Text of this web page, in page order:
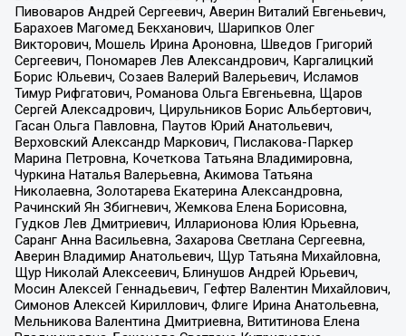
Пивоваров Андрей Сергеевич, Аверин Виталий Евгеньевич,
Барахоев Магомед Бекханович, Шарипков Олег
Викторович, Мошель Ирина Ароновна, Шведов Григорий
Сергеевич, Пономарев Лев Александрович, Каргалицкий
Борис Юльевич, Созаев Валерий Валерьевич, Исламов
Тимур Рифгатович, Романова Ольга Евгеньевна, Щаров
Сергей Алексадрович, Цирульников Борис Альбертович,
Гасан Ольга Павловна, Паутов Юрий Анатольевич,
Верховский Александр Маркович, Пислакова-Паркер
Марина Петровна, Кочеткова Татьяна Владимировна,
Чуркина Наталья Валерьевна, Акимова Татьяна
Николаевна, Золотарева Екатерина Александровна,
Рачинский Ян Збигневич, Жемкова Елена Борисовна,
Гудков Лев Дмитриевич, Илларионова Юлия Юрьевна,
Саранг Анна Васильевна, Захарова Светлана Сергеевна,
Аверин Владимир Анатольевич, Щур Татьяна Михайловна,
Щур Николай Алексеевич, Блинушов Андрей Юрьевич,
Мосин Алексей Геннадьевич, Гефтер Валентин Михайлович,
Симонов Алексей Кириллович, Флиге Ирина Анатольевна,
Мельникова Валентина Дмитриевна, Вититинова Елена